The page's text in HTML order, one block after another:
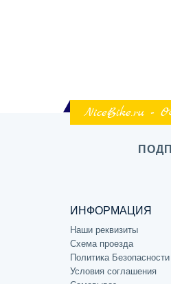
NiceBike.ru -
ИНФОРМАЦИЯ
Наши реквизиты
Схема проезда
Политика Безопасности
Условия соглашения